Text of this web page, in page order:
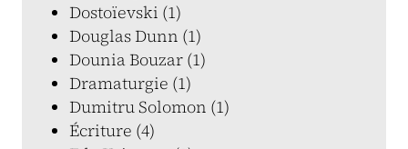
Dostoïevski (1)
Douglas Dunn (1)
Dounia Bouzar (1)
Dramaturgie (1)
Dumitru Solomon (1)
Écriture (4)